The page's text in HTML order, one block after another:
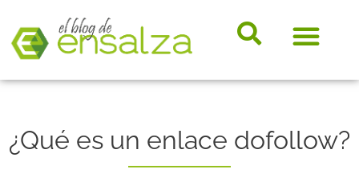
¿Qué es un enlace dofollow?